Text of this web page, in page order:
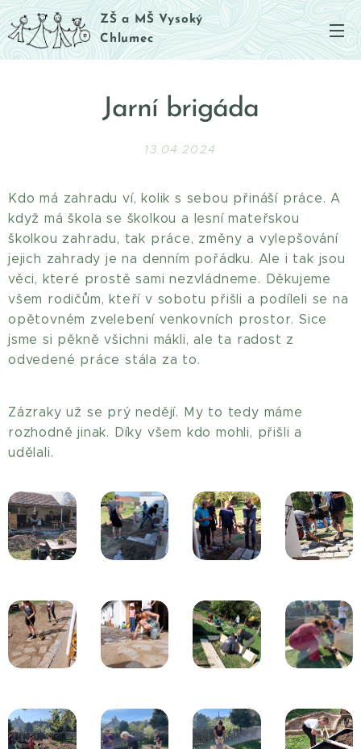
ZŠ a MŠ Vysoký
Chlumec
Jarní brigáda
13.04.2024
Kdo má zahradu ví, kolik s sebou přináší práce. A
když má škola se školkou a lesní mateřskou
školkou zahradu, tak práce, změny a vylepšování
jejich zahrady je na denním pořádku. Ale i tak jsou
věci, které prostě sami nezvládneme. Děkujeme
všem rodičům, kteří v sobotu přišli a podíleli se na
opětovném zvelebení venkovních prostor. Sice
jsme si pěkně všichni mákli, ale ta radost z
odvedené práce stála za to.
Zázraky už se prý nedějí. My to tedy máme
rozhodně jinak. Díky všem kdo mohli, přišli a
udělali.